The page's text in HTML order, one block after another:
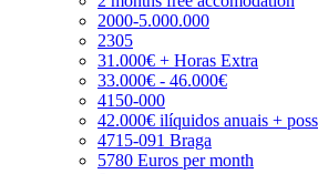
2000-5.000.000
2305
31.000€ + Horas Extra
33.000€ - 46.000€
4150-000
42.000€ ilíquidos anuais +
4715-091 Braga
5780 Euros per month